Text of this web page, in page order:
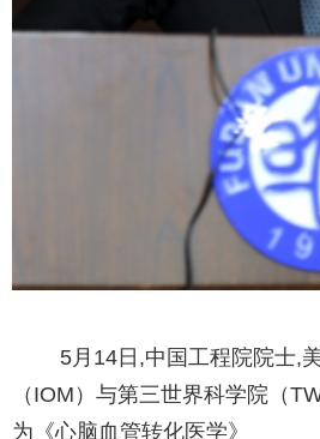
5月14日,中国工程院院士,美
（IOM）与第三世界科学院（
为《心脑血管转化医学》